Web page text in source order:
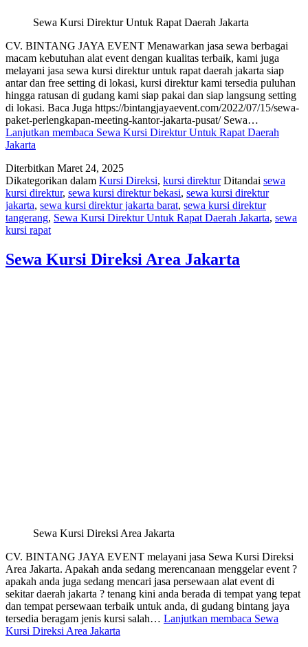
Sewa Kursi Direktur Untuk Rapat Daerah Jakarta
CV. BINTANG JAYA EVENT Menawarkan jasa sewa berbagai
macam kebutuhan alat event dengan kualitas terbaik, kami juga
melayani jasa sewa kursi direktur untuk rapat daerah jakarta siap
antar dan free setting di lokasi, kursi direktur kami tersedia puluhan
hingga ratusan di gudang kami siap pakai dan siap langsung setting
di lokasi. Baca Juga https://bintangjayaevent.com/2022/07/15/sewa-
paket-perlengkapan-meeting-kantor-jakarta-pusat/ Sewa…
Lanjutkan membaca Sewa Kursi Direktur Untuk Rapat Daerah
Jakarta
Diterbitkan Maret 24, 2025
Dikategorikan dalam Kursi Direksi, kursi direktur Ditandai sewa
kursi direktur, sewa kursi direktur bekasi, sewa kursi direktur
jakarta, sewa kursi direktur jakarta barat, sewa kursi direktur
tangerang, Sewa Kursi Direktur Untuk Rapat Daerah Jakarta, sewa
kursi rapat
Sewa Kursi Direksi Area Jakarta
Sewa Kursi Direksi Area Jakarta
CV. BINTANG JAYA EVENT melayani jasa Sewa Kursi Direksi
Area Jakarta. Apakah anda sedang merencanaan menggelar event ?
apakah anda juga sedang mencari jasa persewaan alat event di
sekitar daerah jakarta ? tenang kini anda berada di tempat yang tepat
dan tempat persewaan terbaik untuk anda, di gudang bintang jaya
tersedia beragam jenis kursi salah… Lanjutkan membaca Sewa
Kursi Direksi Area Jakarta